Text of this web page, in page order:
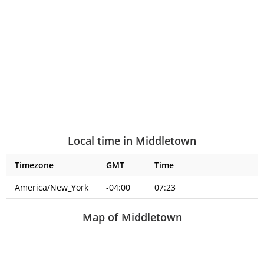
Local time in Middletown
Timezone GMT
Time
America/New_York
-04:00 07:23
Map of Middletown